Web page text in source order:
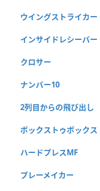
ウイングストライカー
インサイドレシーバー
クロサー
ナンバー10
2列目からの飛び出し
ボックストゥボックス
ハードプレスMF
プレーメイカー